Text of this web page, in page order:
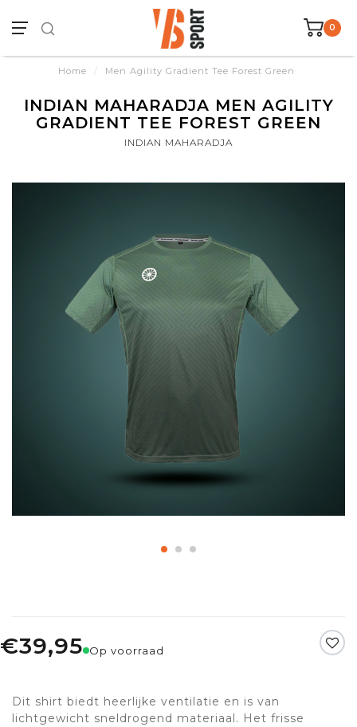
0
Home / Men Agility Gradient Tee Forest Green
INDIAN MAHARADJA MEN AGILITY
GRADIENT TEE FOREST GREEN
INDIAN MAHARADJA
€39,95 Op voorraad
Dit shirt biedt heerlijke ventilatie en is van
lichtgewicht sneldrogend materiaal. Het frisse